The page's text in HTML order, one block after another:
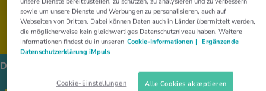
Dieses Gericht passt zu:
sowie um unsere Dienste und Werbungen zu personalisieren, auch auf
Webseiten von Dritten. Dabei können Daten auch in Länder übermittelt werden,
die möglicherweise kein gleichwertiges Datenschutzniveau haben. Weitere
Informationen findest du in unseren Cookie-Informationen | Ergänzende
Datenschutzerklärung iMpuls
Cookie-Einstellungen Alle Cookies akzeptieren